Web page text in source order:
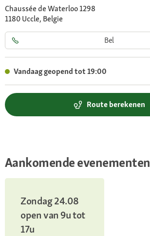
Chaussée de Waterloo 1298
1180 Uccle, Belgie
Bel
Vandaag geopend tot 19:00
Route berekenen
Aankomende evenementen
Zondag 24.08
open van 9u tot
17u